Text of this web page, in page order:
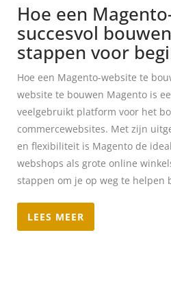
Hoe een
succesvol
stappen voor
Hoe een Magento-website te
website te bouwen Magento is
veelgebruikt platform voor het
commercewebsites. Met zijn
en flexibiliteit is Magento de
webshops als grote online
stappen om je op weg te
LEES MEER